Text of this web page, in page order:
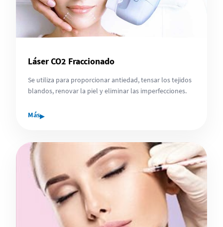
Láser CO2 Fraccionado
Se utiliza para proporcionar antiedad, tensar los tejidos
blandos, renovar la piel y eliminar las imperfecciones.
Más▸